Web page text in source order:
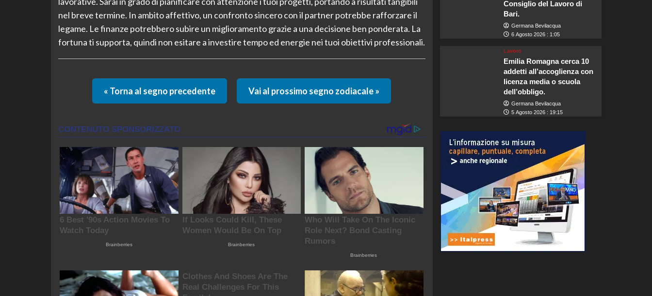
nel breve termine. In ambito affettivo, un confronto sincero con il partner potrebbe rafforzare il
legame. Le finanze potrebbero subire un miglioramento grazie a una decisione ben ponderata. La
fortuna ti supporta, quindi non esitare a investire tempo ed energie nei tuoi obiettivi professionali.
« Torna al segno precedente Vai al prossimo segno zodiacale »
Consiglio del Lavoro di
Bari.
Germana Bevilacqua
6 Agosto 2026 : 1:05
Lavoro
Emilia Romagna cerca 10
addetti all’accoglienza con
licenza media o scuola
dell’obbligo.
Germana Bevilacqua
5 Agosto 2026 : 19:15